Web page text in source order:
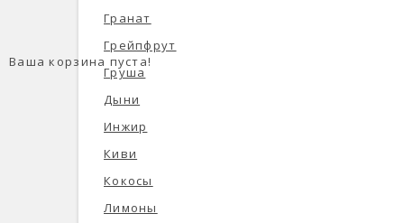
Ваша корзина пуста!
Гранат
Грейпфрут
Груша
Дыни
Инжир
Киви
Кокосы
Лимоны